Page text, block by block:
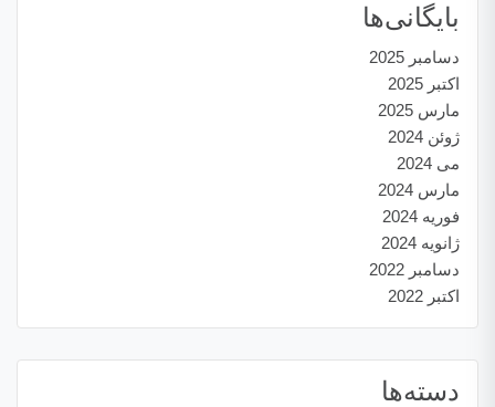
بایگانی‌ها
دسامبر 2025
اکتبر 2025
مارس 2025
ژوئن 2024
می 2024
مارس 2024
فوریه 2024
ژانویه 2024
دسامبر 2022
اکتبر 2022
دسته‌ها